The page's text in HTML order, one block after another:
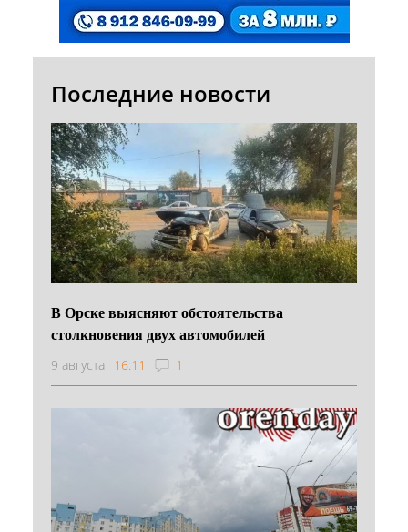
Последние новости
В Орске выясняют обстоятельства
столкновения двух автомобилей
9 августа 16:11 1